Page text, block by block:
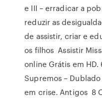
e III – erradicar a
reduzir as
de assistir, criar e
os filhos Assistir
online Grátis em HD.
Supremos –
em crise. Antigos 8